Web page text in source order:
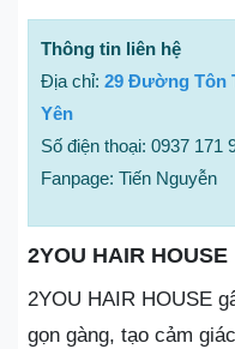
Thông tin liên hệ
Địa chỉ: 29 Đường Tôn
Yên
Số điện thoại: 0937 171
Fanpage: Tiến Nguyễn
2YOU HAIR HOUSE
2YOU HAIR HOUSE
gọn gàng, tạo cảm